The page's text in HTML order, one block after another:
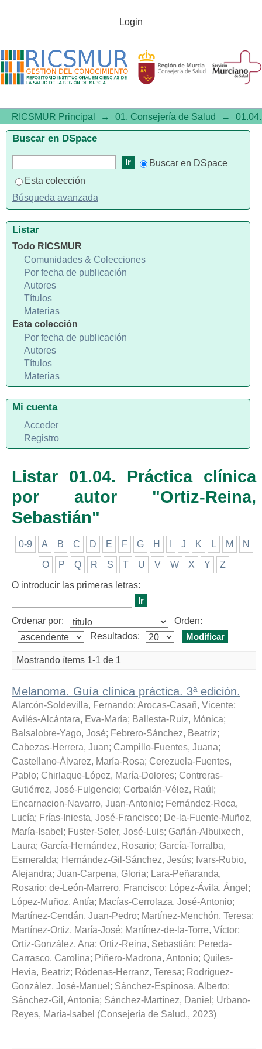
Listar 01.04. Práctica clínica por
Login
RICSMUR Principal → 01. Consejería de Salud →
Listar 01.04. Práctica clínica
por autor "Ortiz-Reina,
Sebastián"
0-9 A B C D E F G H J K L M N
O P Q R S T U V W X Y Z
O introducir las primeras letras:
Ordenar por:
Orden:
Resultados:
Mostrando ítems 1-1 de 1
Melanoma. Guía clínica práctica. 3ª edición.
Alarcón-Soldevilla, Fernando; Arocas-Casañ, Vicente;
Avilés-Alcántara, Eva-María; Ballesta-Ruiz, Mónica;
Balsalobre-Yago, José; Febrero-Sánchez, Beatriz;
Cabezas-Herrera, Juan; Campillo-Fuentes, Juana;
Castellano-Álvarez, María-Rosa; Cerezuela-Fuentes,
Pablo; Chirlaque-López, María-Dolores; Contreras-
Gutiérrez, José-Fulgencio; Corbalán-Vélez, Raúl ;
Encarnacion-Navarro, Juan-Antonio; Fernández-Roca,
Lucía; Frías-Iniesta, José-Francisco; De-la-Fuente-Muñoz,
María-Isabel ; Fuster-Soler, José-Luis; Gañán-Albuixech,
Laura; García-Hernández, Rosario; García-Torralba,
Esmeralda; Hernández-Gil-Sánchez, Jesús; Ivars-Rubio,
Alejandra; Juan-Carpena, Gloria; Lara-Peñaranda,
Rosario; de-León-Marrero, Francisco; López-Ávila, Ángel ;
López-Muñoz, Antía; Macías-Cerrolaza, José-Antonio;
Martínez-Cendán, Juan-Pedro; Martínez-Menchón, Teresa;
Martínez-Ortiz, María-José; Martínez-de-la-Torre, Víctor;
Ortiz-González, Ana; Ortiz-Reina, Sebastián; Pereda-
Carrasco, Carolina; Piñero-Madrona, Antonio; Quiles-
Hevia, Beatriz; Ródenas-Herranz, Teresa; Rodríguez-
González, José-Manuel ; Sánchez-Espinosa, Alberto;
Sánchez-Gil, Antonia; Sánchez-Martínez, Daniel ; Urbano-
Reyes, María-Isabel (Consejería de Salud., 2023)
Buscar en DSpace
Buscar en DSpace
Esta colección
Búsqueda avanzada
Listar
Todo RICSMUR
Comunidades & Colecciones
Por fecha de publicación
Autores
Títulos
Materias
Esta colección
Por fecha de publicación
Autores
Títulos
Materias
Mi cuenta
Acceder
Registro